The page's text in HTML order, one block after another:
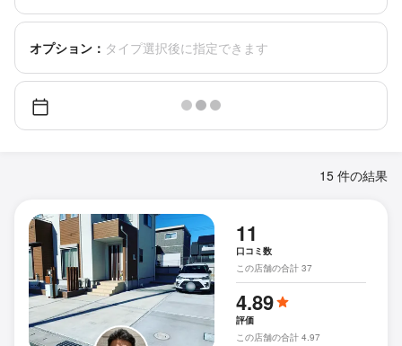
オプション： タイプ選択後に指定できます
15 件の結果
11
口コミ数
この店舗の合計 37
4.89
評価
この店舗の合計 4.97